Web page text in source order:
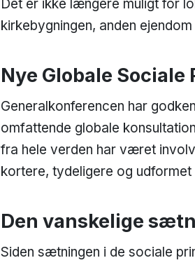
Det er ikke længere muligt for
kirkebygningen, anden
Nye Globale
Generalkonferencen har
omfattende globale
fra hele verden har været
kortere, tydeligere og
Den vanskelige
Siden sætningen i de sociale